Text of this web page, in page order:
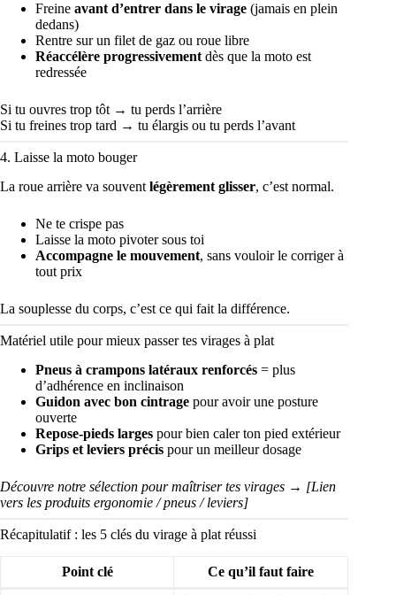
Freine avant d’entrer dans le virage (jamais en plein
dedans)
Rentre sur un filet de gaz ou roue libre
Réaccélère progressivement dès que la moto est
redressée
Si tu ouvres trop tôt → tu perds l’arrière
Si tu freines trop tard → tu élargis ou tu perds l’avant
4. Laisse la moto bouger
La roue arrière va souvent légèrement glisser, c’est normal.
Ne te crispe pas
Laisse la moto pivoter sous toi
Accompagne le mouvement, sans vouloir le corriger à
tout prix
La souplesse du corps, c’est ce qui fait la différence.
Matériel utile pour mieux passer tes virages à plat
Pneus à crampons latéraux renforcés = plus
d’adhérence en inclinaison
Guidon avec bon cintrage pour avoir une posture
ouverte
Repose-pieds larges pour bien caler ton pied extérieur
Grips et leviers précis pour un meilleur dosage
Découvre notre sélection pour maîtriser tes virages → [Lien
vers les produits ergonomie / pneus / leviers]
Récapitulatif : les 5 clés du virage à plat réussi
Point clé Ce qu’il faut faire